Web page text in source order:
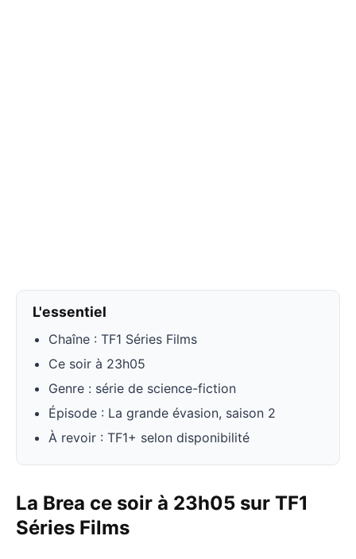
L'essentiel
Chaîne : TF1 Séries Films
Ce soir à 23h05
Genre : série de science-fiction
Épisode : La grande évasion, saison 2
À revoir : TF1+ selon disponibilité
La Brea ce soir à 23h05 sur TF1
Séries Films